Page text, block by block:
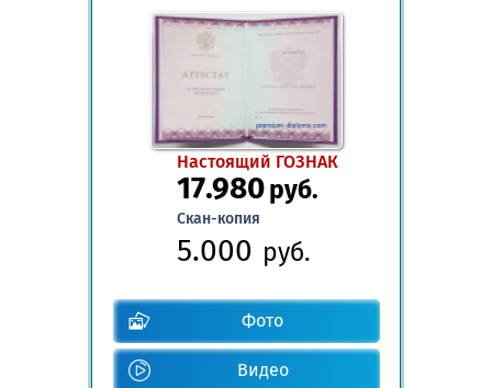
Настоящий ГОЗНАК
17.980руб.
Скан-копия
5.000 руб.
Фото
Видео